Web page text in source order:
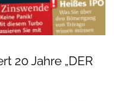
20 Jahre „DER